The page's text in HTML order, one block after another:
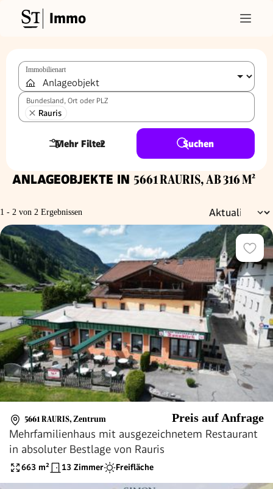
Immo
Immobilienart
Bundesland, Ort oder PLZ
Rauris
Mehr Filter
2 Suchen
ANLAGEOBJEKTE IN 5661 RAURIS, AB 316 M²
1 - 2 von 2 Ergebnissen
5661 RAURIS, Zentrum Preis auf Anfrage
Mehrfamilienhaus mit ausgezeichnetem Restaurant
in absoluter Bestlage von Rauris
663 m² 13 Zimmer Freifläche